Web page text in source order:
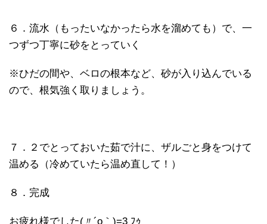
６．流水（もったいなかったら水を溜めても）で、一
つずつ丁寧に砂をとっていく
※ひだの間や、ベロの根本など、砂が入り込んでいる
ので、根気強く取りましょう。
７．２でとっておいた茹で汁に、ザルごと身をつけて
温める（冷めていたら温め直して！）
８．完成
お疲れ様でした(〃´o｀)=3 ﾌｩ